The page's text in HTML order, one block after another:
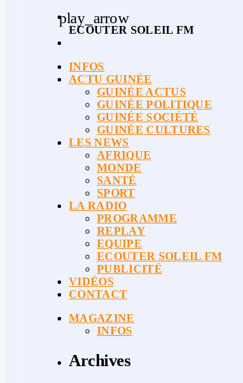
play_arrow
ECOUTER SOLEIL FM
INFOS
ACTU GUINÉE
GUINÉE ACTUS
GUINÉE POLITIQUE
GUINÉE SOCIÉTÉ
GUINÉE CULTURES
LES NEWS
AFRIQUE
MONDE
SANTÉ
SPORT
LA RADIO
PROGRAMME
REPLAY
EQUIPE
ECOUTER SOLEIL FM
PUBLICITÉ
VIDÉOS
CONTACT
MAGAZINE
INFOS
Archives